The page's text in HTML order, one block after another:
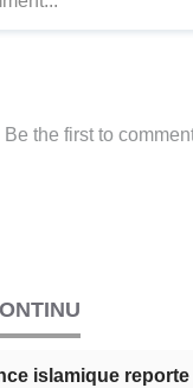
islamique